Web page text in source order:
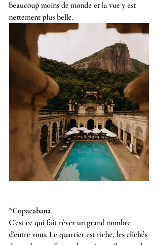
beaucoup moins de monde et la vue y est
nettement plus belle.
*Copacabana
C’est ce qui fait rêver un grand nombre
d’entre vous. Le quartier est riche, les clichés